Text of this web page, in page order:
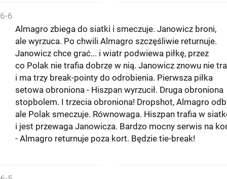
6-6
Almagro zbiega do siatki i smeczuje. Janowicz broni,
ale wyrzuca. Po chwili Almagro szczęśliwie returnuje.
Janowicz chce grać... i wiatr podwiewa piłkę, przez
co Polak nie trafia dobrze w nią. Janowicz znowu nie
i ma trzy break-pointy do odrobienia. Pierwsza piłka
setowa obroniona - Hiszpan wyrzucił. Druga obroniona
stopbolem. I trzecia obroniona! Dropshot, Almagro
ale Polak smeczuje. Równowaga. Hiszpan trafia w
i jest przewaga Janowicza. Bardzo mocny serwis na
- Almagro returnuje poza kort. Będzie tie-break!